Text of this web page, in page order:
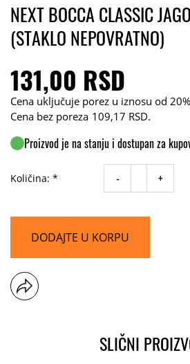
NEXT BOCCA CLASSIC
(STAKLO NEPOVRATNO)
131,00 RSD
Cena uključuje porez u iznosu od
Cena bez poreza 109,17 RSD.
Proizvod je na stanju i dostupan za
Količina: * - +
DODAJTE U KORPU
SLIČNI